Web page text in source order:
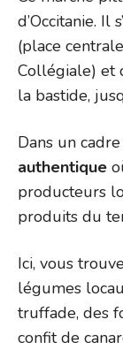
d’Occitanie. Il
(place
Collégiale) et
la bastide,
Dans un
authentique
producteurs
produits du
Ici, vous
légumes
truffade, des
confit de